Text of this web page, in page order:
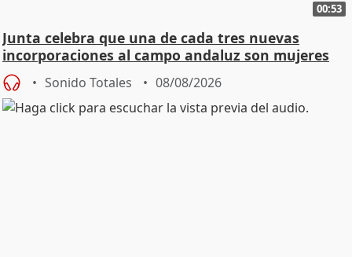
00:53
Junta celebra que una de cada tres nuevas
incorporaciones al campo andaluz son mujeres
jóvenes
Sonido Totales 08/08/2026